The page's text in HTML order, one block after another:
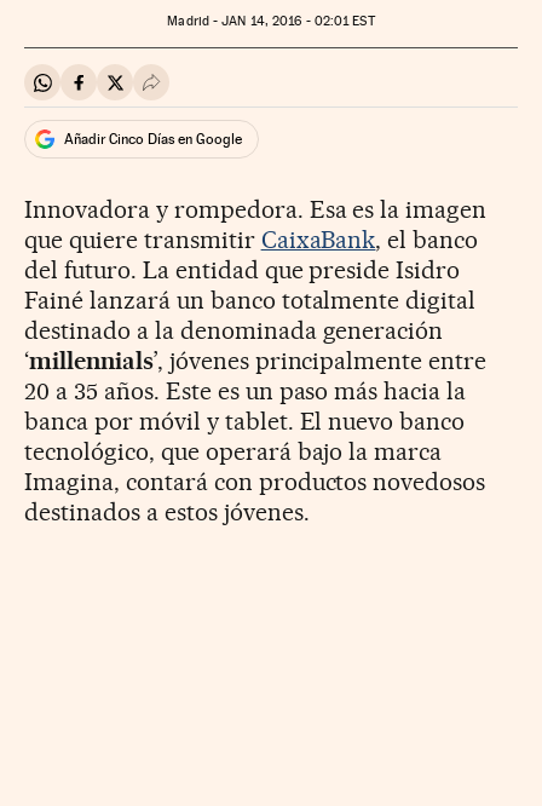
Madrid -JAN 14, 2016 - 02:01EST
Compartir en Whatsapp
Compartir en Facebook
Compartir en Twitter
Desplegar Redes Sociales
Añadir Cinco Días en Google
Innovadora y rompedora. Esa es la imagen
que quiere transmitir CaixaBank, el banco
del futuro. La entidad que preside Isidro
Fainé lanzará un banco totalmente digital
destinado a la denominada generación
‘millennials’, jóvenes principalmente entre
20 a 35 años. Este es un paso más hacia la
banca por móvil y tablet. El nuevo banco
tecnológico, que operará bajo la marca
Imagina, contará con productos novedosos
destinados a estos jóvenes.